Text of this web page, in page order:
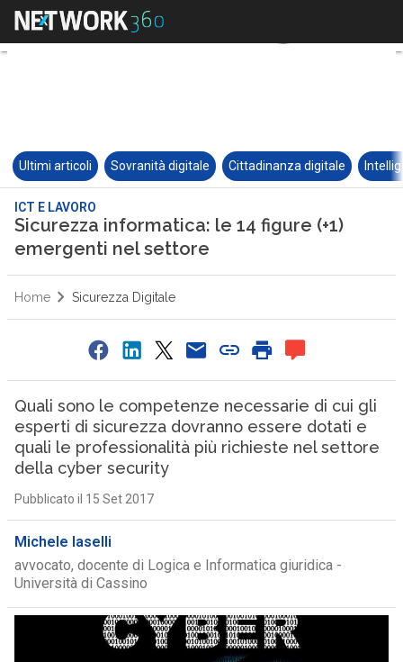
Ultimi articoli Sovranità digitale Cittadinanza digitale
ICT E LAVORO
Sicurezza informatica: le 14 figure (+1)
emergenti nel settore
Home Sicurezza Digitale
Quali sono le competenze necessarie di cui gli
esperti di sicurezza dovranno essere dotati e
quali le professionalità più richieste nel settore
della cyber security
Pubblicato il 15 Set 2017
Michele Iaselli
avvocato, docente di Logica e Informatica giuridica -
Università di Cassino